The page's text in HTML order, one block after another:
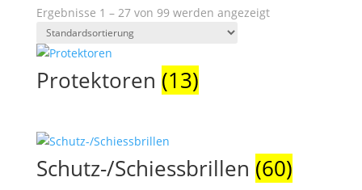
Ergebnisse 1 – 27 von 99 werden angezeigt
Protektoren (13)
Schutz-/Schiessbrillen (60)